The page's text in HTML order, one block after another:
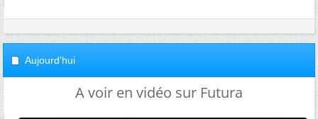
Aujourd'hui
A voir en vidéo sur Futura